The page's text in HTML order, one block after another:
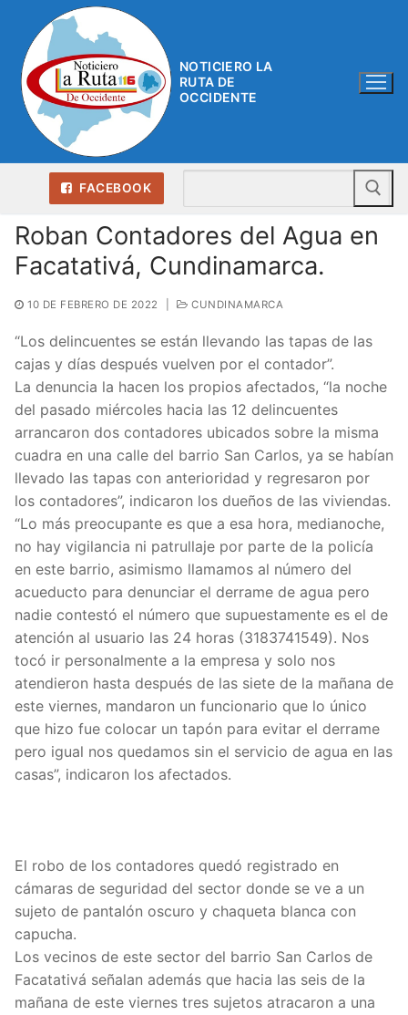
contenido
NOTICIERO LA
RUTA DE
OCCIDENTE
FACEBOOK
Roban Contadores del Agua en
Facatativá, Cundinamarca.
10 DE FEBRERO DE 2022 CUNDINAMARCA
“Los delincuentes se están llevando las tapas de las
cajas y días después vuelven por el contador”.
La denuncia la hacen los propios afectados, “la noche
del pasado miércoles hacia las 12 delincuentes
arrancaron dos contadores ubicados sobre la misma
cuadra en una calle del barrio San Carlos, ya se habían
llevado las tapas con anterioridad y regresaron por
los contadores”, indicaron los dueños de las viviendas.
“Lo más preocupante es que a esa hora, medianoche,
no hay vigilancia ni patrullaje por parte de la policía
en este barrio, asimismo llamamos al número del
acueducto para denunciar el derrame de agua pero
nadie contestó el número que supuestamente es el de
atención al usuario las 24 horas (3183741549). Nos
tocó ir personalmente a la empresa y solo nos
atendieron hasta después de las siete de la mañana de
este viernes, mandaron un funcionario que lo único
que hizo fue colocar un tapón para evitar el derrame
pero igual nos quedamos sin el servicio de agua en las
casas”, indicaron los afectados.
El robo de los contadores quedó registrado en
cámaras de seguridad del sector donde se ve a un
sujeto de pantalón oscuro y chaqueta blanca con
capucha.
Los vecinos de este sector del barrio San Carlos de
Facatativá señalan además que hacia las seis de la
mañana de este viernes tres sujetos atracaron a una